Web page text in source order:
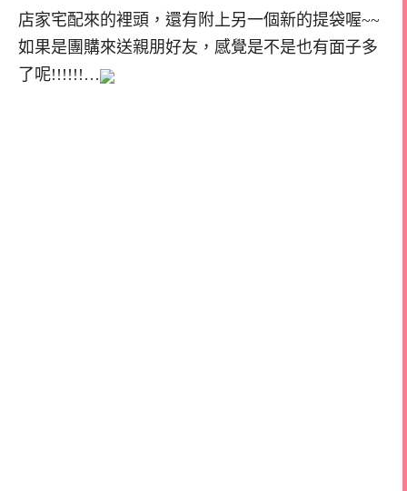
店家宅配來的裡頭，還有附上另一個新的提袋喔~~
如果是團購來送親朋好友，感覺是不是也有面子多
了呢!!!!!!…